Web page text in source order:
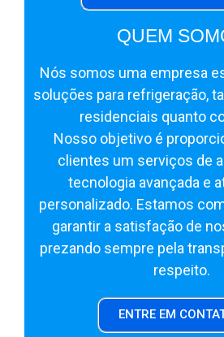
QUEM
Nós somos uma empresa
soluções para refrigeração,
residenciais quanto
Nosso objetivo é
clientes um serviços de
tecnologia avançada e
personalizado. Estamos
garantir a satisfação de
prezando sempre pela
respeito.
ENTRE EM